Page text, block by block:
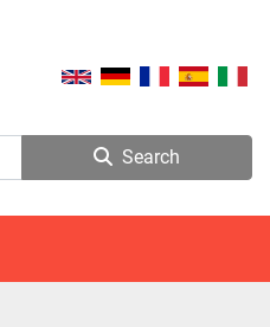
Search